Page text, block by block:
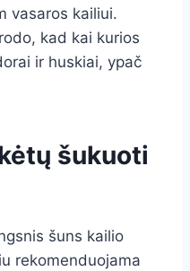
vasaros kailiui.
kad kai kurios
ir huskiai, ypač
šukuoti
šuns kailio
rekomenduojama